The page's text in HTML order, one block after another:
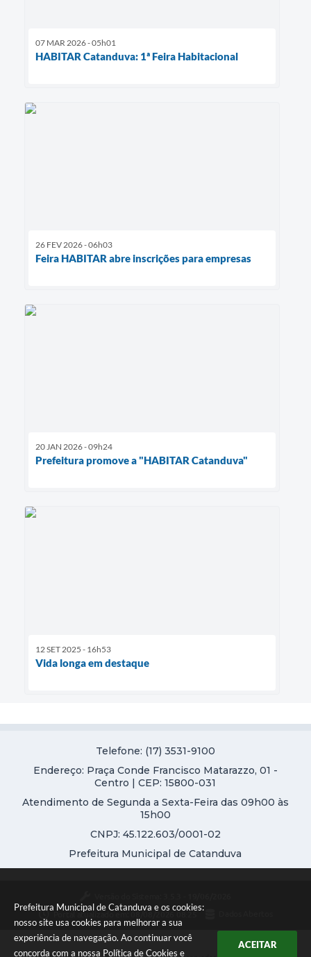
Prefeitura Municipal de Catanduva e os cookies:
nosso site usa cookies para melhorar a sua
experiência de navegação. Ao continuar você
concorda com a nossa Política de Cookies e
ACEITAR
07 MAR 2026 - 05h01
HABITAR Catanduva: 1ª Feira Habitacional
26 FEV 2026 - 06h03
Feira HABITAR abre inscrições para empresas
20 JAN 2026 - 09h24
Prefeitura promove a "HABITAR Catanduva"
12 SET 2025 - 16h53
Vida longa em destaque
Telefone: (17) 3531-9100
Endereço: Praça Conde Francisco Matarazzo, 01 -
Centro | CEP: 15800-031
Atendimento de Segunda a Sexta-Feira das 09h00 às
15h00
CNPJ: 45.122.603/0001-02
Prefeitura Municipal de Catanduva
Portal atualizado em: